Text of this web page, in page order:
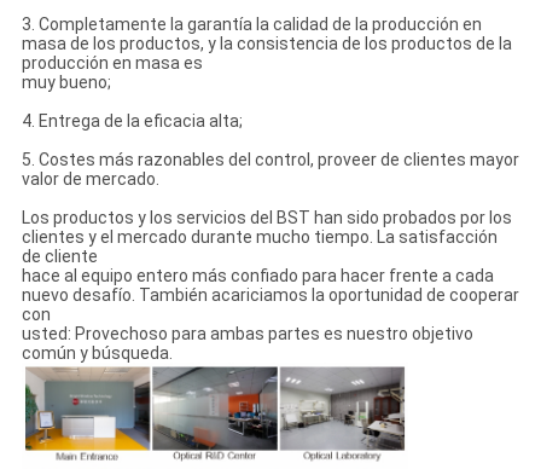
3. Completamente la garantía la calidad de la producción en
masa de los productos, y la consistencia de los productos de la
producción en masa es
muy bueno;
4. Entrega de la eficacia alta;
5. Costes más razonables del control, proveer de clientes mayor
valor de mercado.
Los productos y los servicios del BST han sido probados por los
clientes y el mercado durante mucho tiempo. La satisfacción
de cliente
hace al equipo entero más confiado para hacer frente a cada
nuevo desafío. También acariciamos la oportunidad de cooperar
con
usted: Provechoso para ambas partes es nuestro objetivo
común y búsqueda.